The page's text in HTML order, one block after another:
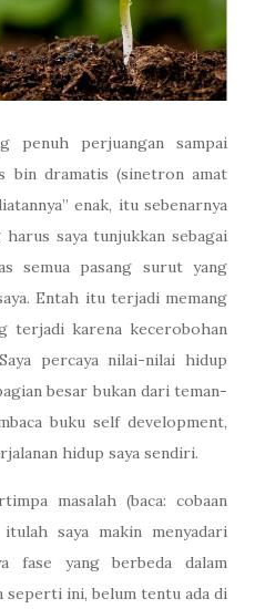
penuh perjuangan sampai
bin dramatis (sinetron amat
enak, itu sebenarnya
harus saya tunjukkan sebagai
semua pasang surut yang
Entah itu terjadi memang
terjadi karena kecerobohan
percaya nilai-nilai hidup
besar bukan dari teman-
buku self development,
hidup saya sendiri.
masalah (baca: cobaan
saya makin menyadari
fase yang berbeda dalam
seperti ini, belum tentu ada di